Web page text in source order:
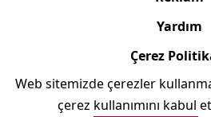
Yardım
Çerez
Copyright © 2006/2024
Web sitemizde çerezler
çerez kullanımını kabul